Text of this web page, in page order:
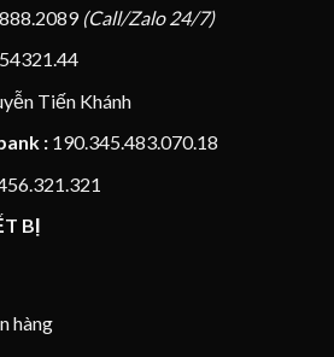
(Call/Zalo 24/7)
Tiến Khánh
:190.345.483.070.18
BỊ
hàng